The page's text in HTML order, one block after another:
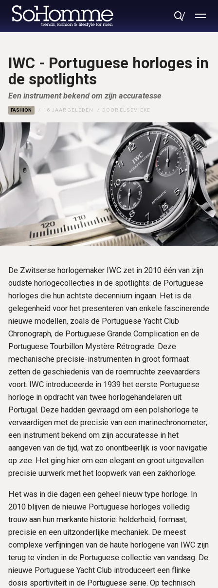
IWC - Portuguese horloges in
de spotlights
Een instrument bekend om zijn accuratesse
FASHION 16 JAAR GELEDEN DOOR ELSEMIEKE
De Zwitserse horlogemaker IWC zet in 2010 één van zijn
oudste horlogecollecties in de spotlights: de Portuguese
horloges die hun achtste decennium ingaan. Het is de
gelegenheid voor het presenteren van enkele fascinerende
nieuwe modellen, zoals de Portuguese Yacht Club
Chronograph, de Portuguese Grande Complication en de
Portuguese Tourbillon Mystère Rétrograde. Deze
mechanische precisie-instrumenten in groot formaat
zetten de geschiedenis van de roemruchte zeevaarders
voort. IWC introduceerde in 1939 het eerste Portuguese
horloge in opdracht van twee horlogehandelaren uit
Portugal. Deze hadden gevraagd om een polshorloge te
vervaardigen met de precisie van een marinechronometer;
een instrument bekend om zijn accuratesse in het
aangeven van de tijd, wat zo onontbeerlijk is voor navigatie
op zee. Het ging hier om een elegant en groot uitgevallen
precisie uurwerk met het loopwerk van een zakhorloge.
Het was in die dagen een geheel nieuw type horloge. In
2010 blijven de nieuwe Portuguese horloges volledig
trouw aan hun markante historie: helderheid, formaat,
precisie en een uitzonderlijke mechaniek. De meest
complexe verfijningen van de haute horlogerie van IWC zijn
terug te vinden in de Portuguese collectie van vandaag. De
nieuwe Portuguese Yacht Club introduceert een flinke
dosis sportiviteit in de Portuguese serie. Op technisch